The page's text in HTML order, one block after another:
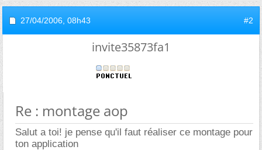
27/04/2006, 08h43 #2
invite35873fa1
Re : montage aop
Salut a toi! je pense qu'il faut réaliser ce montage pour
ton application